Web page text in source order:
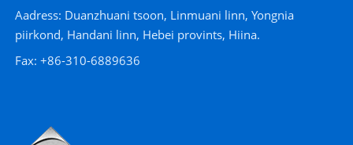
Aadress: Duanzhuani tsoon, Linmuani linn, Yongnia
piirkond, Handani linn, Hebei provints, Hiina.
Fax: +86-310-6889636